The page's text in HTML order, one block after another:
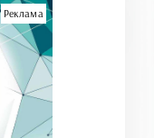
Реклама